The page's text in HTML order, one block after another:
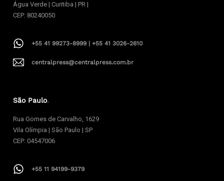
Água Verde | Curitiba | PR |
CEP: 80240050
+55 41 99273-8999 | +55 41 3026-2610
centralpress@centralpress.com.br
São Paulo.
Rua Gomes de Carvalho, 1629
Vila Olímpia | São Paulo | SP
CEP: 04547006
+55 11 94199-9379